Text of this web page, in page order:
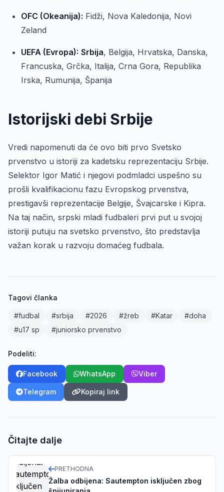
OFC (Okeanija): Fidži, Nova Kaledonija, Novi
Zeland
UEFA (Evropa): Srbija, Belgija, Hrvatska, Danska,
Francuska, Grčka, Italija, Crna Gora, Republika
Irska, Rumunija, Španija
Istorijski debi Srbije
Vredi napomenuti da će ovo biti prvo Svetsko
prvenstvo u istoriji za kadetsku reprezentaciju Srbije.
Selektor Igor Matić i njegovi podmladci uspešno su
prošli kvalifikacionu fazu Evropskog prvenstva,
prestigavši reprezentacije Belgije, Švajcarske i Kipra.
Na taj način, srpski mladi fudbaleri prvi put u svojoj
istoriji putuju na svetsko prvenstvo, što predstavlja
važan korak u razvoju domaćeg fudbala.
Tagovi članka
#fudbal #srbija #2026 #žreb #Katar
#doha
#u17 sp
#juniorsko prvenstvo
Podeliti:
Facebook WhatsApp Viber
Telegram Kopiraj link
Čitajte dalje
PRETHODNA
Žalba odbijena: Sautempton isključen zbog